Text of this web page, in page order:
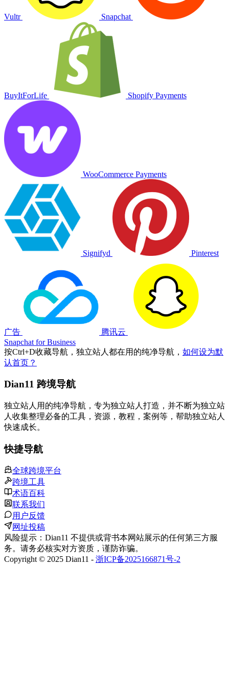
Vultr Snapchat
BuyItForLife Shopify Payments
WooCommerce Payments
Signifyd Pinterest
广告
腾讯云
Snapchat for Business
按Ctrl+D收藏导航，独立站人都在用的纯净导航， 如何设为默
认首页？
Dian11 跨境导航
独立站人用的纯净导航，专为独立站人打造，并不断为独立站
人收集整理必备的工具，资源，教程，案例等，帮助独立站人
快速成长。
快捷导航
全球跨境平台
跨境工具
术语百科
联系我们
用户反馈
网址投稿
风险提示：Dian11 不提供或背书本网站展示的任何第三方服
务。请务必核实对方资质，谨防诈骗。
Copyright © 2025 Dian11 - 浙ICP备2025166871号-2